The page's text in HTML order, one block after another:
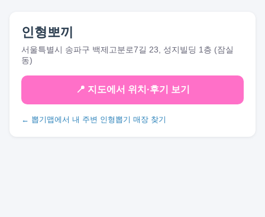
인형뽀끼
서울특별시 송파구 백제고분로7길 23, 성지빌딩 1층 (잠실
동)
📍 지도에서 위치·후기 보기
← 뽑기맵에서 내 주변 인형뽑기 매장 찾기